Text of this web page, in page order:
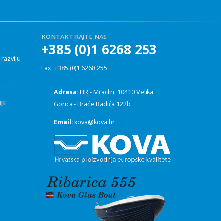
KONTAKTIRAJTE NAS
+385 (0)1 6268 253
Fax: +385 (0)1 6268 255
Adresa: HR - Mraclin, 10410 Velika
Gorica - Braće Radića 122b
Email: kova@kova.hr